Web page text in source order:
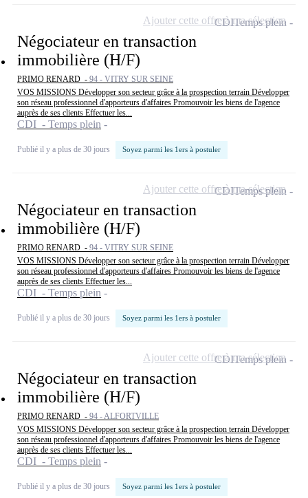
Négociateur en transaction
immobilière (H/F)
PRIMO RENARD - 94 - VITRY SUR SEINE
VOS MISSIONS Développer son secteur grâce à la prospection terrain Développer
son réseau professionnel d'apporteurs d'affaires Promouvoir les biens de l'agence
auprès de ses clients Effectuer les...
CDI - Temps plein
Publié il y a plus de 30 jours Soyez parmi les 1ers à postuler
CDITemps plein
Ajouter cette offre à ma sélection
Négociateur en transaction
immobilière (H/F)
PRIMO RENARD - 94 - VITRY SUR SEINE
VOS MISSIONS Développer son secteur grâce à la prospection terrain Développer
son réseau professionnel d'apporteurs d'affaires Promouvoir les biens de l'agence
auprès de ses clients Effectuer les...
CDI - Temps plein
Publié il y a plus de 30 jours Soyez parmi les 1ers à postuler
CDITemps plein
Ajouter cette offre à ma sélection
Négociateur en transaction
immobilière (H/F)
PRIMO RENARD - 94 - ALFORTVILLE
VOS MISSIONS Développer son secteur grâce à la prospection terrain Développer
son réseau professionnel d'apporteurs d'affaires Promouvoir les biens de l'agence
auprès de ses clients Effectuer les...
CDI - Temps plein
Publié il y a plus de 30 jours Soyez parmi les 1ers à postuler
CDITemps plein
Ajouter cette offre à ma sélection